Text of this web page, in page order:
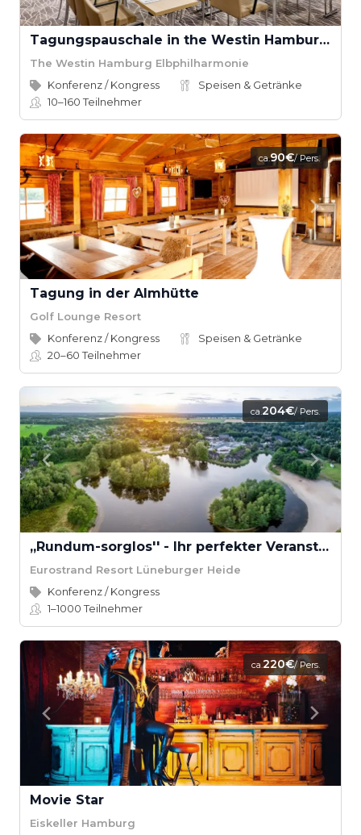
Tagungspauschale in the Westin Hamburg Elbphilharmonie
The Westin Hamburg Elbphilharmonie
Konferenz / Kongress
Speisen & Getränke
10–160Teilnehmer
ca.90€/ Pers.
Tagung in der Almhütte
Golf Lounge Resort
Konferenz / Kongress
Speisen & Getränke
20–60Teilnehmer
ca.204€/ Pers.
,,Rundum-sorglos'' - Ihr perfekter Veranstaltungstag
Eurostrand Resort Lüneburger Heide
Konferenz / Kongress
1–1000Teilnehmer
ca.220€/ Pers.
Movie Star
Eiskeller Hamburg